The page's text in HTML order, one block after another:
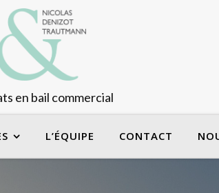
en bail commercial
L’ÉQUIPE CONTACT